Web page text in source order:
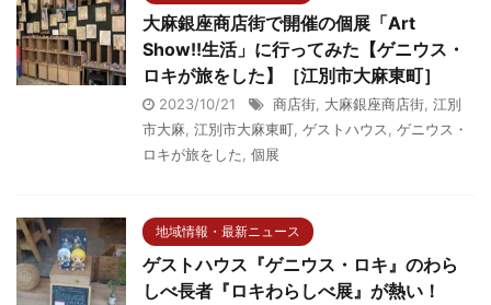
大麻銀座商店街で開催の個展「Art
Show!!生活」に行ってみた【ゲニウス・
ロキが旅をした】［江別市大麻東町］
2023/10/21 商店街, 大麻銀座商店街, 江別
市大麻, 江別市大麻東町, ゲストハウス, ゲニウス・
ロキが旅をした, 個展
地域情報・最新ニュース
ゲストハウス『ゲニウス・ロキ』のわら
しべ長者『ロキわらしべ展』が熱い！